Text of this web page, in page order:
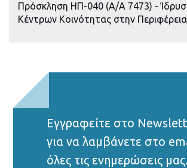
Πρόσκληση ΗΠ-040 (Α/Α 7473) -
Κέντρων Κοινότητας στην
Εγγραφείτε στο
για να λαμβάνετε στο
όλες τις ενημερώσεις μας.